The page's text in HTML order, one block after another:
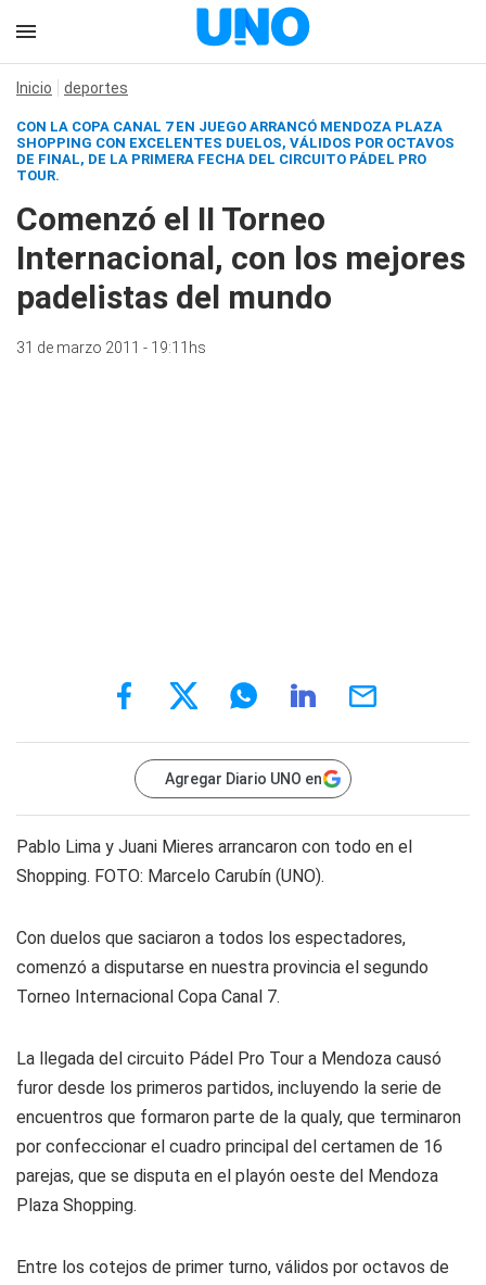
Inicio deportes
CON LA COPA CANAL 7 EN JUEGO ARRANCÓ MENDOZA PLAZA
SHOPPING CON EXCELENTES DUELOS, VÁLIDOS POR OCTAVOS
DE FINAL, DE LA PRIMERA FECHA DEL CIRCUITO PÁDEL PRO
TOUR.
Comenzó el II Torneo
Internacional, con los mejores
padelistas del mundo
31 de marzo 2011 - 19:11hs
Agregar Diario UNO en
Pablo Lima y Juani Mieres arrancaron con todo en el
Shopping. FOTO: Marcelo Carubín (UNO).
Con duelos que saciaron a todos los espectadores,
comenzó a disputarse en nuestra provincia el segundo
Torneo Internacional Copa Canal 7.
La llegada del circuito Pádel Pro Tour a Mendoza causó
furor desde los primeros partidos, incluyendo la serie de
encuentros que formaron parte de la qualy, que terminaron
por confeccionar el cuadro principal del certamen de 16
parejas, que se disputa en el playón oeste del Mendoza
Plaza Shopping.
Entre los cotejos de primer turno, válidos por octavos de